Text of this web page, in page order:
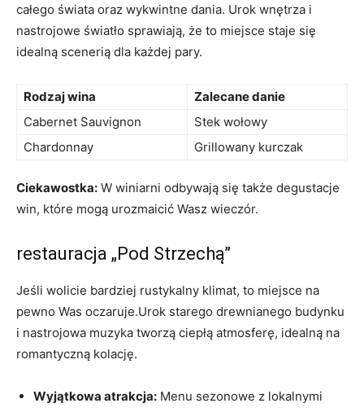
całego świata oraz wykwintne dania. Urok wnętrza i
nastrojowe światło sprawiają, że to miejsce staje się
idealną scenerią dla każdej pary.
Rodzaj wina
Zalecane danie
Cabernet Sauvignon
Stek wołowy
Chardonnay
Grillowany kurczak
Ciekawostka: W winiarni odbywają się także degustacje
win, które mogą urozmaicić Wasz wieczór.
restauracja „Pod Strzechą”
Jeśli wolicie bardziej rustykalny klimat, to miejsce na
pewno Was oczaruje.Urok starego drewnianego budynku
i nastrojowa muzyka tworzą ciepłą atmosferę, idealną na
romantyczną kolację.
Wyjątkowa atrakcja: Menu sezonowe z lokalnymi